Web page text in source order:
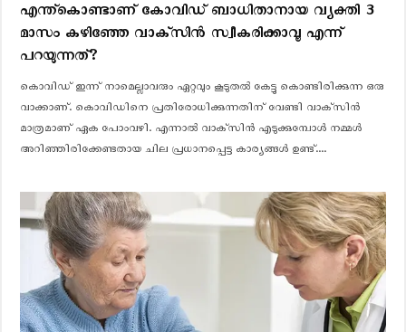
എന്ത്‌കൊണ്ടാണ് കോവിഡ് ബാധിതാനായ വ്യക്തി 3
മാസം കഴിഞ്ഞേ വാക്‌സിൻ സ്വീകരിക്കാവൂ എന്ന്
പറയുന്നത്?
കൊവിഡ് ഇന്ന് നാമെല്ലാവരും ഏറ്റവും കൂടുതല്‍ കേട്ടു കൊണ്ടിരിക്കുന്ന ഒരു
വാക്കാണ്. കൊവിഡിനെ പ്രതിരോധിക്കുന്നതിന് വേണ്ടി വാക്‌സിന്‍
മാത്രമാണ് ഏക പോംവഴി. എന്നാൽ വാക്‌സിന്‍ എടുക്കുമ്പോള്‍ നമ്മള്‍
അറിഞ്ഞിരിക്കേണ്ടതായ ചില പ്രധാനപ്പെട്ട കാര്യങ്ങള്‍ ഉണ്ട്....